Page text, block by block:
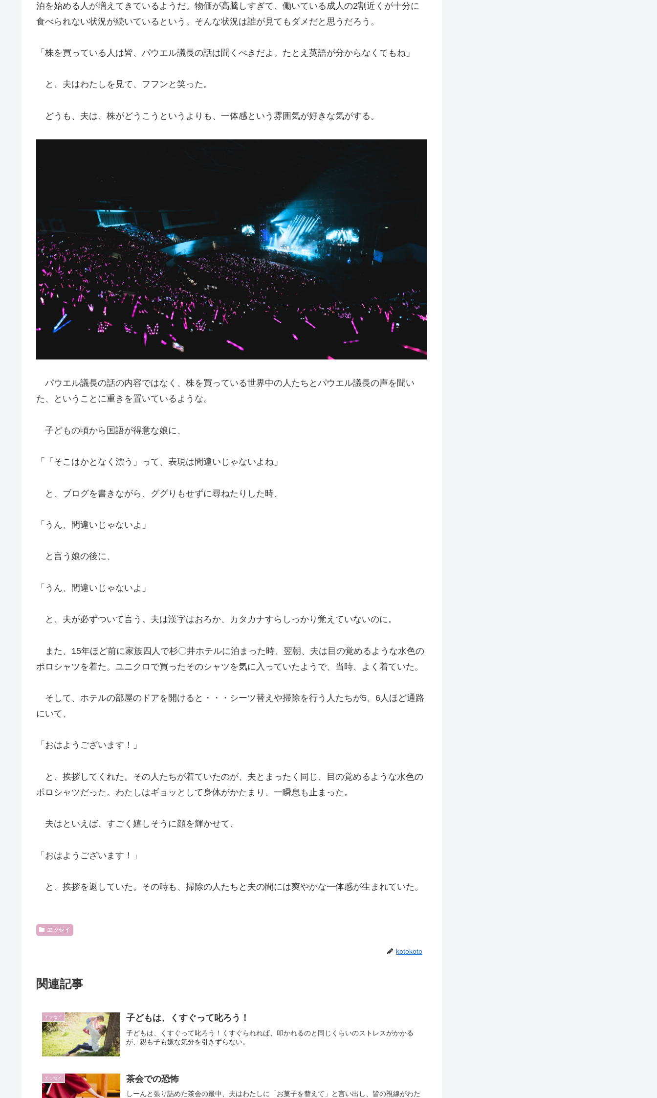
泊を始める人が増えてきているようだ。物価が高騰しすぎて、働いている成人の2割近くが十分に
食べられない状況が続いているという。そんな状況は誰が見てもダメだと思うだろう。
「株を買っている人は皆、パウエル議長の話は聞くべきだよ。たとえ英語が分からなくてもね」
と、夫はわたしを見て、フフンと笑った。
どうも、夫は、株がどうこうというよりも、一体感という雰囲気が好きな気がする。
パウエル議長の話の内容ではなく、株を買っている世界中の人たちとパウエル議長の声を聞い
た、ということに重きを置いているような。
子どもの頃から国語が得意な娘に、
「「そこはかとなく漂う」って、表現は間違いじゃないよね」
と、ブログを書きながら、ググりもせずに尋ねたりした時、
「うん、間違いじゃないよ」
と言う娘の後に、
「うん、間違いじゃないよ」
と、夫が必ずついて言う。夫は漢字はおろか、カタカナすらしっかり覚えていないのに。
また、15年ほど前に家族四人で杉〇井ホテルに泊まった時、翌朝、夫は目の覚めるような水色の
ポロシャツを着た。ユニクロで買ったそのシャツを気に入っていたようで、当時、よく着ていた。
そして、ホテルの部屋のドアを開けると・・・シーツ替えや掃除を行う人たちが5、6人ほど通路
にいて、
「おはようございます！」
と、挨拶してくれた。その人たちが着ていたのが、夫とまったく同じ、目の覚めるような水色の
ポロシャツだった。わたしはギョッとして身体がかたまり、一瞬息も止まった。
夫はといえば、すごく嬉しそうに顔を輝かせて、
「おはようございます！」
と、挨拶を返していた。その時も、掃除の人たちと夫の間には爽やかな一体感が生まれていた。
エッセイ
kotokoto
関連記事
エッセイ 子どもは、くすぐって叱ろう！
子どもは、くすぐって叱ろう！くすぐられれば、叩かれるのと同じくらいのストレスがかかる
が、親も子も嫌な気分を引きずらない。
エッセイ 茶会での恐怖
しーんと張り詰めた茶会の最中、夫はわたしに「お菓子を替えて」と言い出し、皆の視線がわた